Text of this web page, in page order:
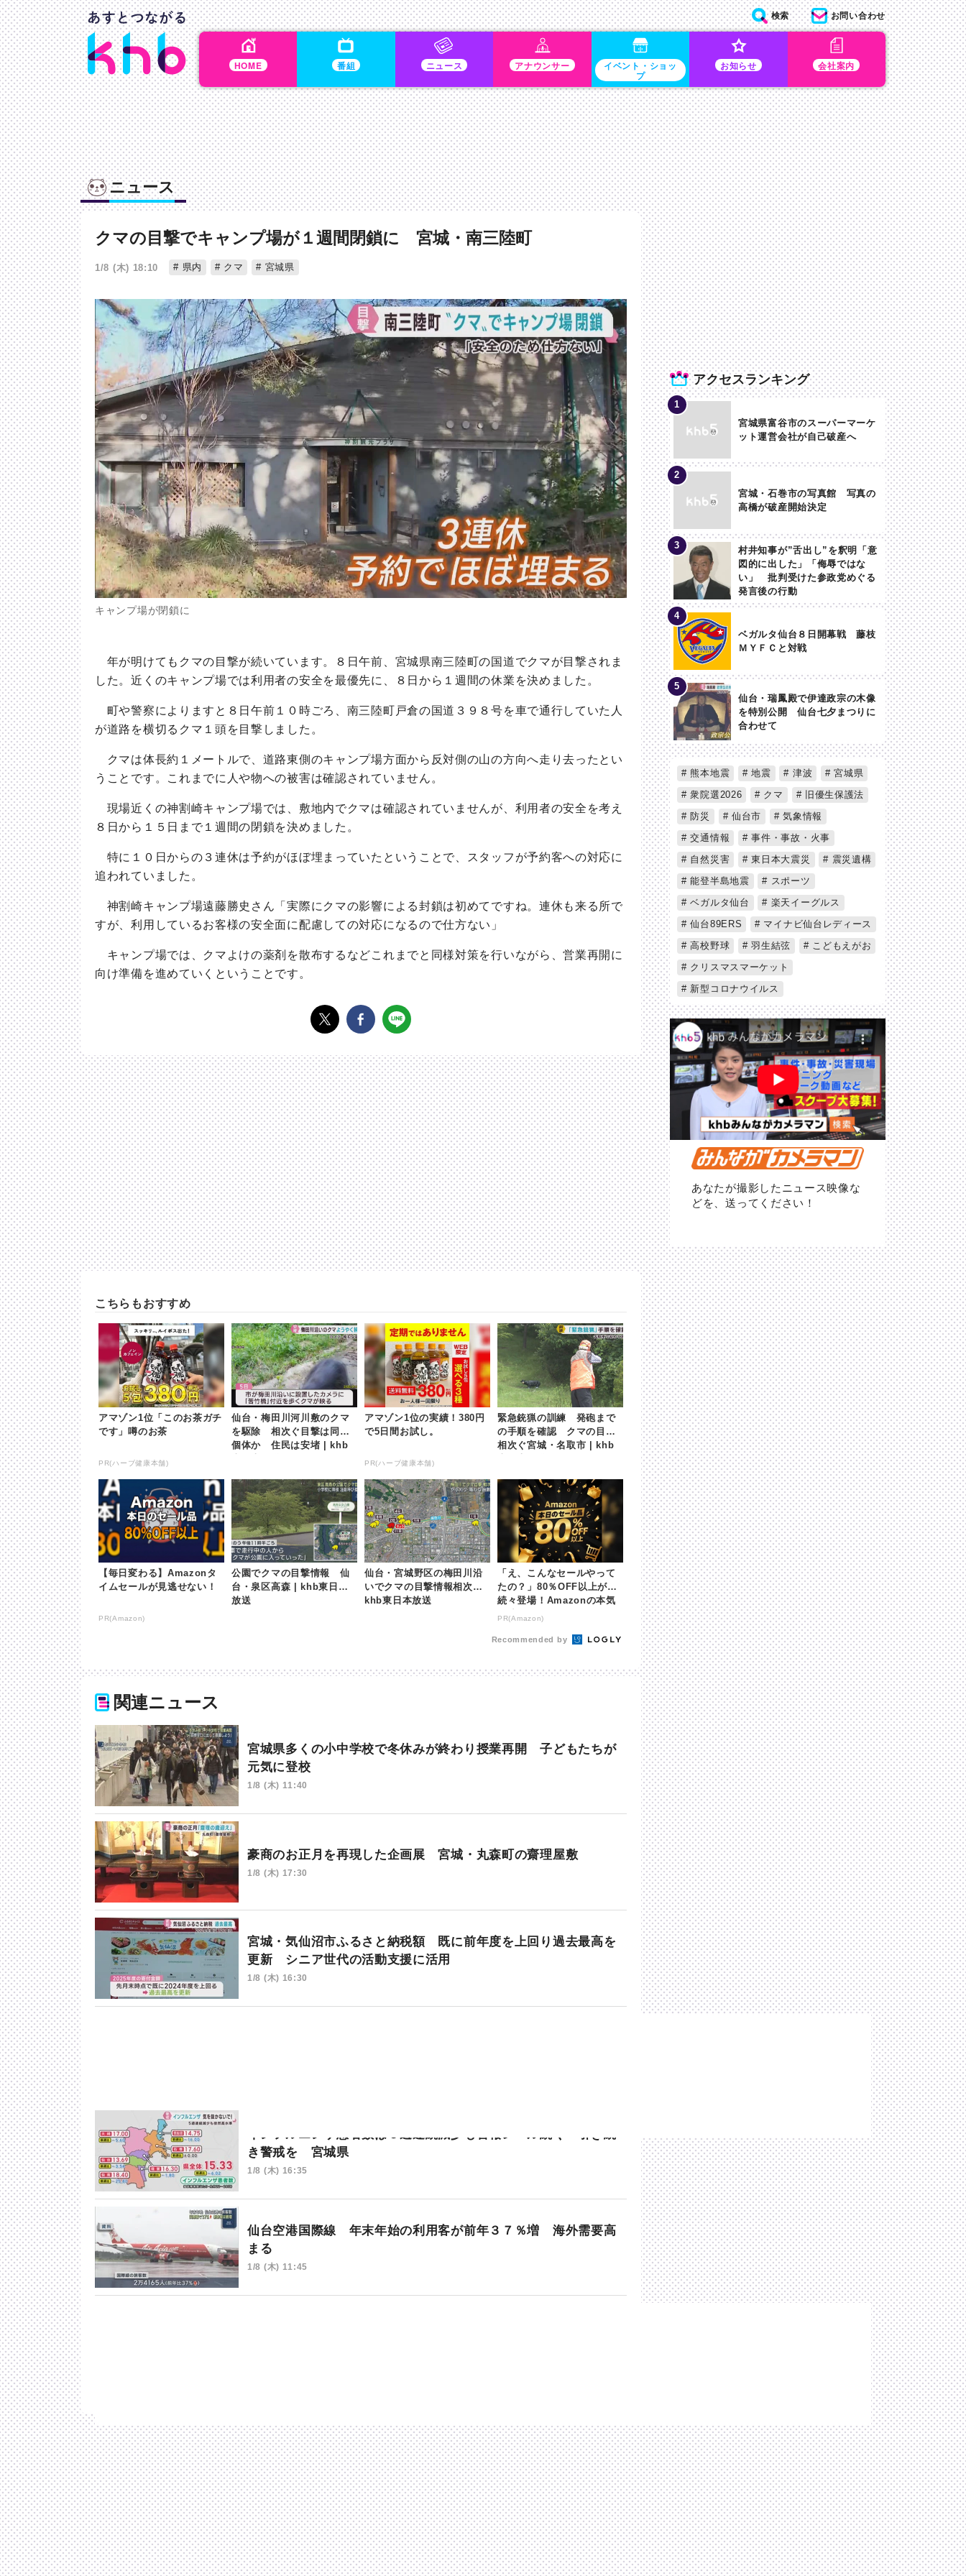
HOME 番組 ニュース アナウンサー イベント・ショッ
プ
お知らせ 会社案内
検索 お問い合わせ
ニュース
クマの目撃でキャンプ場が１週間閉鎖に 宮城・南三陸町
1/8 (木) 18:10 県内 クマ 宮城県
キャンプ場が閉鎖に
年が明けてもクマの目撃が続いています。８日午前、宮城県南三陸町の国道でクマが目撃されま
した。近くのキャンプ場では利用者の安全を最優先に、８日から１週間の休業を決めました。
町や警察によりますと８日午前１０時ごろ、南三陸町戸倉の国道３９８号を車で通行していた人
が道路を横切るクマ１頭を目撃しました。
クマは体長約１メートルで、道路東側のキャンプ場方面から反対側の山の方向へ走り去ったとい
うことです。これまでに人や物への被害は確認されていません。
現場近くの神割崎キャンプ場では、敷地内でクマは確認されていませんが、利用者の安全を考え
８日から１５日まで１週間の閉鎖を決めました。
特に１０日からの３連休は予約がほぼ埋まっていたということで、スタッフが予約客への対応に
追われていました。
神割崎キャンプ場遠藤勝史さん「実際にクマの影響による封鎖は初めてですね。連休も来る所で
すが、利用しているお客様の安全面に配慮しての対応になるので仕方ない」
キャンプ場では、クマよけの薬剤を散布するなどこれまでと同様対策を行いながら、営業再開に
向け準備を進めていくということです。
こちらもおすすめ
アマゾン1位「このお茶ガチ
です」噂のお茶
PR(ハーブ健康本舗)
仙台・梅田川河川敷のクマ
を駆除 相次ぐ目撃は同一
個体か 住民は安堵 | khb
アマゾン1位の実績！380円
で5日間お試し。
PR(ハーブ健康本舗)
緊急銃猟の訓練 発砲まで
の手順を確認 クマの目撃
相次ぐ宮城・名取市 | khb
【毎日変わる】Amazonタ
イムセールが見逃せない！
PR(Amazon)
公園でクマの目撃情報 仙
台・泉区高森 | khb東日本
放送
仙台・宮城野区の梅田川沿
いでクマの目撃情報相次ぐ |
khb東日本放送
「え、こんなセールやって
たの？」80％OFF以上が
続々登場！Amazonの本気
が凄すぎる
PR(Amazon)
Recommended by
関連ニュース
宮城県多くの小中学校で冬休みが終わり授業再開 子どもたちが
元気に登校
1/8 (木) 11:40
豪商のお正月を再現した企画展 宮城・丸森町の齋理屋敷
1/8 (木) 17:30
宮城・気仙沼市ふるさと納税額 既に前年度を上回り過去最高を
更新 シニア世代の活動支援に活用
1/8 (木) 16:30
インフルエンザ患者数は５週連続減少も警報レベル続く 引き続
き警戒を 宮城県
1/8 (木) 16:35
仙台空港国際線 年末年始の利用客が前年３７％増 海外需要高
まる
1/8 (木) 11:45
アクセスランキング
宮城県富谷市のスーパーマーケ
ット運営会社が自己破産へ
宮城・石巻市の写真館 写真の
高橋が破産開始決定
村井知事が”舌出し”を釈明「意
図的に出した」「侮辱ではな
い」 批判受けた参政党めぐる
発言後の行動
ベガルタ仙台８日開幕戦 藤枝
ＭＹＦＣと対戦
仙台・瑞鳳殿で伊達政宗の木像
を特別公開 仙台七夕まつりに
合わせて
熊本地震 地震 津波
宮城県
衆院選2026
クマ
旧優生保護法
防災
仙台市
気象情報
交通情報
事件・事故・火事
自然災害
東日本大震災
震災遺構
能登半島地震
スポーツ
ベガルタ仙台
楽天イーグルス
仙台89ERS
マイナビ仙台レディース
高校野球
羽生結弦
こどもえがお
クリスマスマーケット
新型コロナウイルス
あなたが撮影したニュース映像な
どを、送ってください！